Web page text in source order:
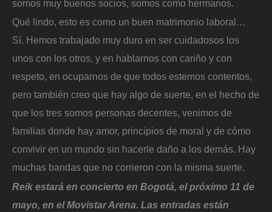
somos muy buenos socios, somos como hermanos.
Qué lindo, esto es como un buen matrimonio laboral…
Sí. Hemos trabajado muy duro en ser cuidadosos los
unos con los otros, y en hablarnos con cariño y con
respeto, en ocuparnos de que todos estemos contentos,
pero también creo que hay algo de suerte, en el hecho de
que los tres somos personas decentes, venimos de
familias donde hay amor, principios de moral y de cómo
convivir en un mundo sin hacerle daño a los demás. Hay
muchas bandas que no corrieron con la misma suerte.
Reik estará en concierto en Bogotá, el próximo 11 de
mayo, en el Movistar Arena. Las entradas están